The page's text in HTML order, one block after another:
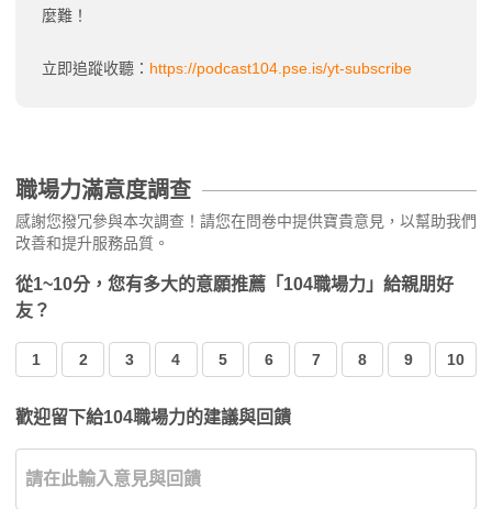
麼難！
立即追蹤收聽： https://podcast104.pse.is/yt-subscribe
職場力滿意度調查
感謝您撥冗參與本次調查！請您在問卷中提供寶貴意見，以幫助我們
改善和提升服務品質。
從1~10分，您有多大的意願推薦「104職場力」給親朋好
友？
1 2 3 4 5 6 7 8 9 10
歡迎留下給104職場力的建議與回饋